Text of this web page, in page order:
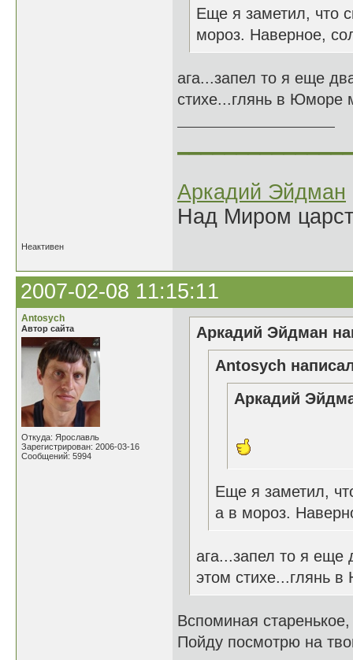
Еще я заметил, что
мороз. Наверное,
ага...запел то я еще
стихе...глянь в Юморе
Аркадий Эйдман
Над Миром
Неактивен
2007-02-08 11:15:11
Antosych
Автор сайта
Откуда: Ярославль
Зарегистрирован: 2006-03-16
Сообщений: 5994
Аркадий Эйдман
Antosych
Аркадий
Еще я заметил,
а в мороз.
ага...запел то я еще
этом стихе...глянь
Вспоминая
Пойду посмотрю на